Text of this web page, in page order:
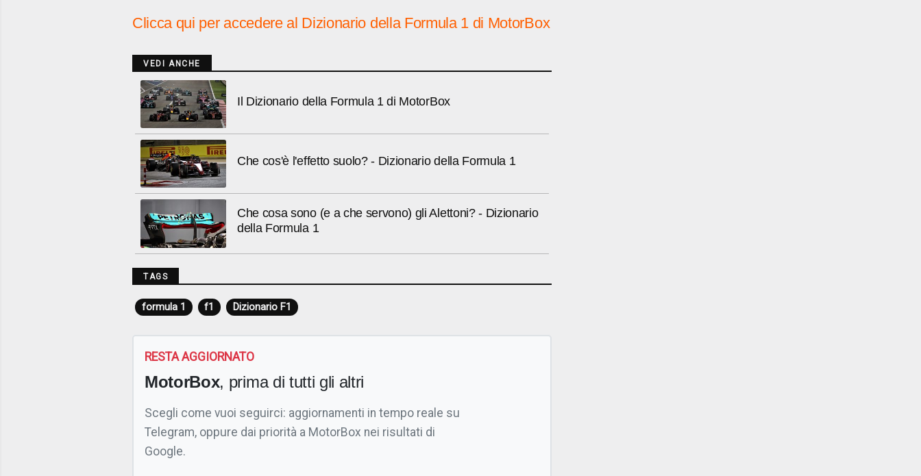
Clicca qui per accedere al Dizionario della Formula 1 di MotorBox
VEDI ANCHE
Il Dizionario della Formula 1 di MotorBox
Che cos'è l'effetto suolo? - Dizionario della Formula 1
Che cosa sono (e a che servono) gli Alettoni? - Dizionario
della Formula 1
TAGS
formula 1 f1 Dizionario F1
RESTA AGGIORNATO
MotorBox, prima di tutti gli altri
Scegli come vuoi seguirci: aggiornamenti in tempo reale su
Telegram, oppure dai priorità a MotorBox nei risultati di
Google.